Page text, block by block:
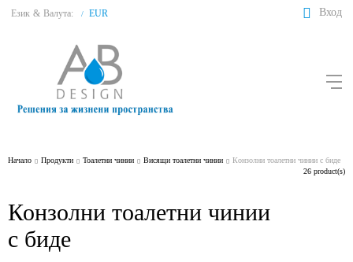
Език & Валута: / EUR Вход
Начало Продукти Тоалетни чинии Висящи тоалетни чинии
Конзолни тоалетни чинии с биде
26 product(s)
Конзолни тоалетни чинии
с биде